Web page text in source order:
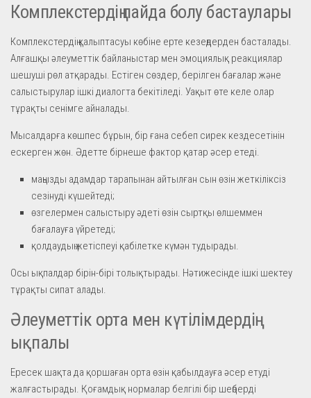
Комплекстердің пайда болу бастаулары
Комплекстердің қалыптасуы көбіне ерте кезеңдерден басталады.
Алғашқы әлеуметтік байланыстар мен эмоциялық реакциялар
шешуші рөл атқарады. Естіген сөздер, берілген бағалар және
салыстырулар ішкі диалогта бекітіледі. Уақыт өте келе олар
тұрақты сенімге айналады.
Мысалдарға көшпес бұрын, бір ғана себеп сирек кездесетінін
ескерген жөн. Әдетте бірнеше фактор қатар әсер етеді.
маңызды адамдар тарапынан айтылған сын өзін жеткіліксіз
сезінуді күшейтеді;
өзгелермен салыстыру әдеті өзін сыртқы өлшеммен
бағалауға үйретеді;
қолдаудың жетіспеуі қабілетке күмән тудырады.
Осы ықпалдар бірін-бірі толықтырады. Нәтижесінде ішкі шектеу
тұрақты сипат алады.
Әлеуметтік орта мен күтілімдердің
ықпалы
Ересек шақта да қоршаған орта өзін қабылдауға әсер етуді
жалғастырады. Қоғамдық нормалар белгілі бір шеңберді